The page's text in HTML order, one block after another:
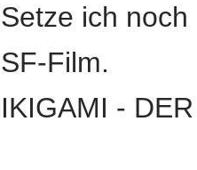
Setze ich
SF-Film.
IKIGAMI -